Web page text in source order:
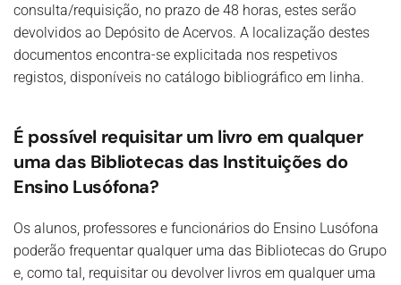
consulta/requisição, no prazo de 48 horas, estes serão
devolvidos ao Depósito de Acervos. A localização destes
documentos encontra-se explicitada nos respetivos
registos, disponíveis no catálogo bibliográfico em linha.
É possível requisitar um livro em qualquer
uma das Bibliotecas das Instituições do
Ensino Lusófona?
Os alunos, professores e funcionários do Ensino Lusófona
poderão frequentar qualquer uma das Bibliotecas do Grupo
e, como tal, requisitar ou devolver livros em qualquer uma